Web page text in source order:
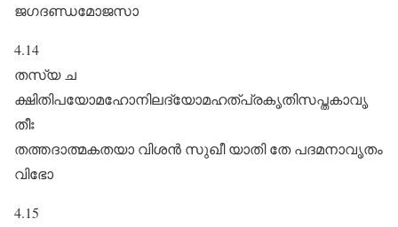
ജഗദണ്ഡമോജസാ
4.14
തസ്യ ച
ക്ഷിതിപയോമഹോനിലദ്യോമഹത്പ്രകൃതിസപ്തകാവൃ
തീഃ
തത്തദാത്മകതയാ വിശൻ സുഖീ യാതി തേ പദമനാവൃതം
വിഭോ
4.15